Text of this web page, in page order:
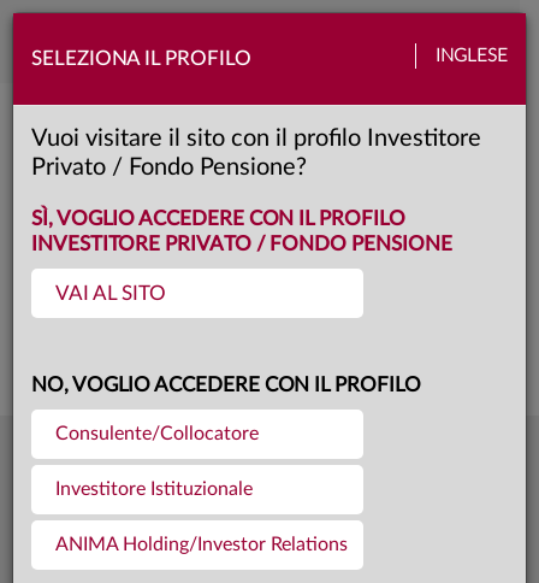
SELEZIONA IL PROFILO INGLESE
Vuoi visitare il sito con il profilo Investitore
Privato / Fondo Pensione?
SÌ, VOGLIO ACCEDERE CON IL PROFILO
INVESTITORE PRIVATO / FONDO PENSIONE
VAI AL SITO
NO, VOGLIO ACCEDERE CON IL PROFILO
Consulente/Collocatore
Investitore Istituzionale
ANIMA Holding/Investor Relations
Toggle
Anima Azionario Internazionale
Classe: A
Questa è una comunicazione di marketing. Si prega di consultare il prospetto e
Ultima quota
04.08.26
Patrimonio fondo 31.07.26
Patrimonio classe A 31.07.26